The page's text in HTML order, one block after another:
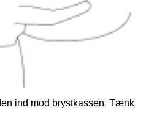
ind mod brystkassen. Tænk